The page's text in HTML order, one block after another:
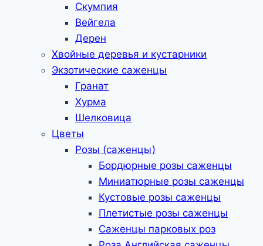
Скумпия
Вейгела
Дерен
Хвойные деревья и кустарники
Экзотические саженцы
Гранат
Хурма
Шелковица
Цветы
Розы (саженцы)
Бордюрные розы саженцы
Миниатюрные розы саженцы
Кустовые розы саженцы
Плетистые розы саженцы
Саженцы парковых роз